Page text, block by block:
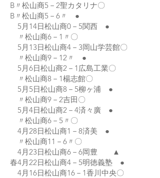
B〃松山商5－2聖カタリナ〇
B〃松山商5－6〃 ●
5月14日松山商0－5関西 ●
〃松山商6－1〃〇
5月13日松山商4－3岡山学芸館〇
〃松山商9－12〃 ●
5月6日松山商2－1広島工業〇
〃松山商8－1楊志館〇
5月5日松山商8－5柳ヶ浦 ●
〃松山商9－2吉田〇
5月4日松山商2－4済々廣 ●
〃松山商6－5〃〇
4月28日松山商1－8済美 ●
〃松山商11－6〃〇
4月23日松山商6－6岡豊 ▲
春4月22日松山商4－5明徳義塾 ●
4月16日松山商16－1香川中央〇